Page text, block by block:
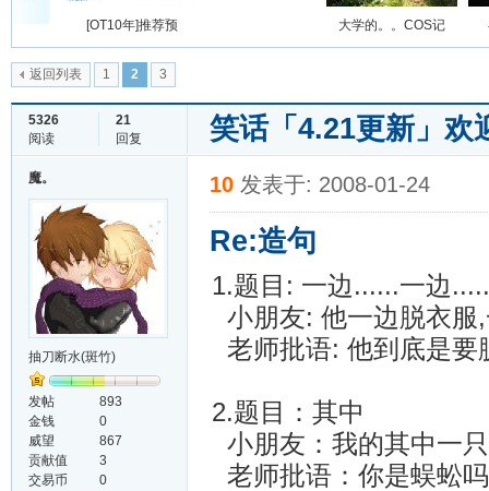
[OT10年]推荐预 大学的。。COS记
返回列表 1 2 3
5326
阅读
21
回复
笑话「4.21更新」
魔。
抽刀断水(斑竹)
发帖
893
金钱
0
威望
867
贡献值
3
交易币
0
10 发表于: 2008-01-24
Re:造句
1.题目: 一边......一边
小朋友: 他一边脱衣服
老师批语: 他到底是要
2.题目：其中
小朋友：我的其中一
老师批语：你是蜈蚣